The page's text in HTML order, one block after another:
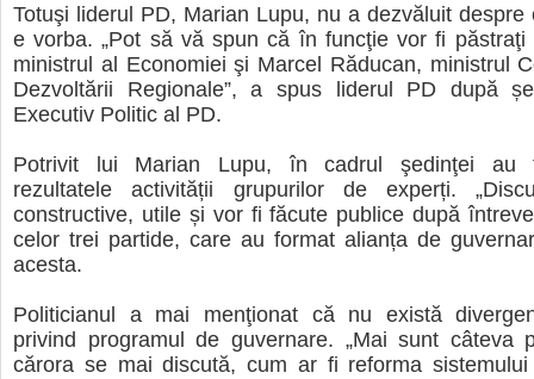
Totuşi liderul PD, Marian Lupu, nu a dezvăluit despre
e vorba. „Pot să vă spun că în funcţie vor fi păstraţi
ministrul al Economiei şi Marcel Răducan, ministrul
Dezvoltării Regionale”, a spus liderul PD după
Executiv Politic al PD.
Potrivit lui Marian Lupu, în cadrul şedinţei au
rezultatele activității grupurilor de experți.
constructive, utile și vor fi făcute publice după
celor trei partide, care au format alianța de
acesta.
Politicianul a mai menţionat că nu există
privind programul de guvernare. „Mai sunt câteva
cărora se mai discută, cum ar fi reforma sistemului